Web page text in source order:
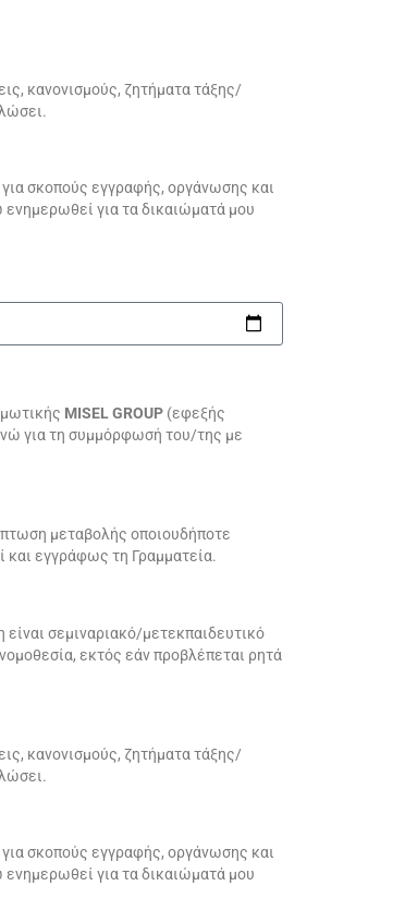
κανονισμούς, ζητήματα τάξης/
σκοπούς εγγραφής, οργάνωσης και
για τα δικαιώματά μου
MISEL GROUP (εφεξής
για τη συμμόρφωσή του/της με
μεταβολής οποιουδήποτε
και εγγράφως τη Γραμματεία.
σεμιναριακό/μετεκπαιδευτικό
εκτός εάν προβλέπεται ρητά
κανονισμούς, ζητήματα τάξης/
σκοπούς εγγραφής, οργάνωσης και
για τα δικαιώματά μου